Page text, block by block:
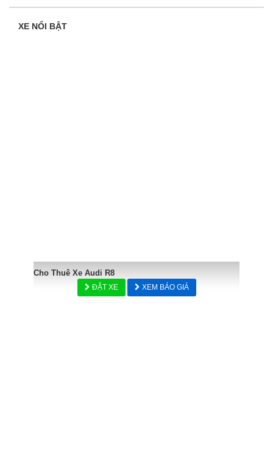
XE NỔI BẬT
Cho Thuê Xe Audi R8
ĐẶT XE XEM BÁO GIÁ